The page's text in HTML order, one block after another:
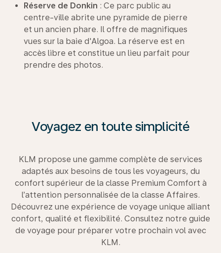
Réserve de Donkin : Ce parc public au
centre-ville abrite une pyramide de pierre
et un ancien phare. Il offre de magnifiques
vues sur la baie d'Algoa. La réserve est en
accès libre et constitue un lieu parfait pour
prendre des photos.
Voyagez en toute simplicité
KLM propose une gamme complète de services
adaptés aux besoins de tous les voyageurs, du
confort supérieur de la classe Premium Comfort à
l’attention personnalisée de la classe Affaires.
Découvrez une expérience de voyage unique alliant
confort, qualité et flexibilité. Consultez notre guide
de voyage pour préparer votre prochain vol avec
KLM.